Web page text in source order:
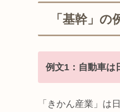
「基幹」の
例文1：自動車は
「きかん産業」は